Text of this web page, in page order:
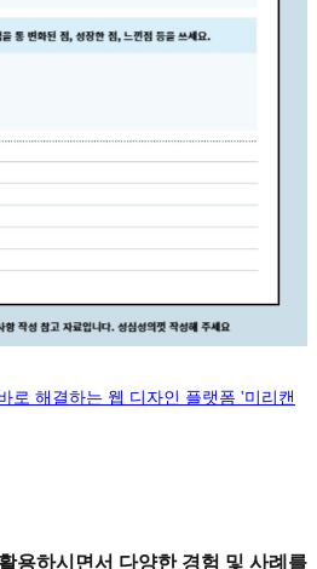
로 해결하는 웹 디자인 플랫폼 '미리캔
용하시면서 다양한 경험 및 사례를